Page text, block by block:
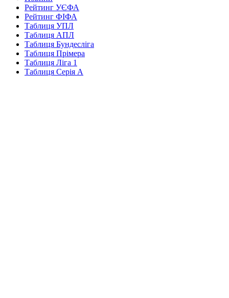
Рейтинг УЄФА
Рейтинг ФІФА
Таблиця УПЛ
Таблиця АПЛ
Таблиця Бундесліга
Таблиця Прімера
Таблиця Ліга 1
Таблиця Серія А